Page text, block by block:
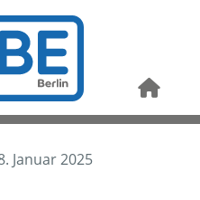
Januar 2025